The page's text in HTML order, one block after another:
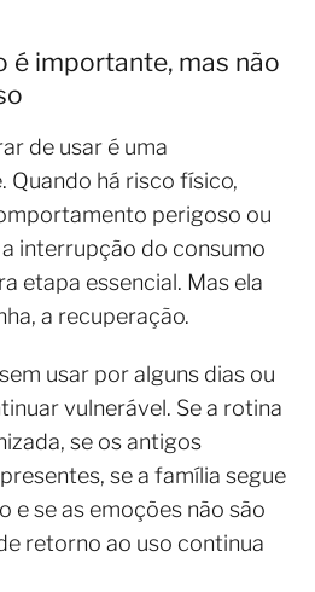
é importante, mas não
de usar é uma
Quando há risco físico,
perigoso ou
interrupção do consumo
etapa essencial. Mas ela
a recuperação.
usar por alguns dias ou
vulnerável. Se a rotina
se os antigos
se a família segue
e se as emoções não são
retorno ao uso continua